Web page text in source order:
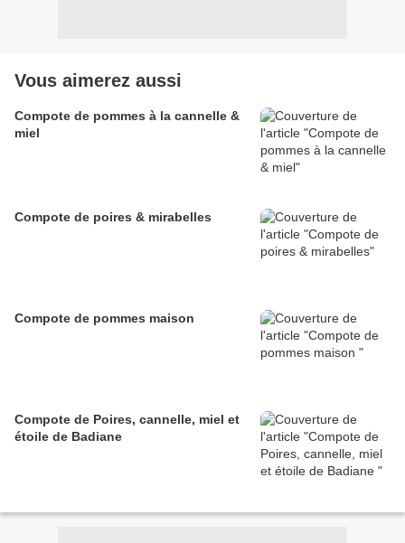
Vous aimerez aussi
Compote de pommes à la cannelle &
miel
Compote de poires & mirabelles
Compote de pommes maison
Compote de Poires, cannelle, miel et
étoile de Badiane